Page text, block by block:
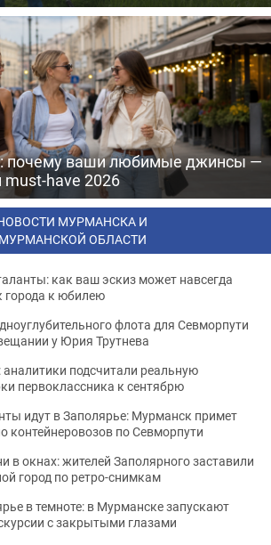
почему ваши любимые джинсы —
have 2026
МУРМАНСКА И
МУРМАНСКОЙ ОБЛАСТИ
как ваш эскиз может навсегда
города к юбилею
флота для Севморпути
у Юрия Трутнева
подсчитали реальную
первоклассника к сентябрю
идут в Заполярье: Мурманск примет
контейнеровозов по Севморпути
в окнах: жителей Заполярного заставили
город по ретро-снимкам
в темноте: в Мурманске запускают
с закрытыми глазами